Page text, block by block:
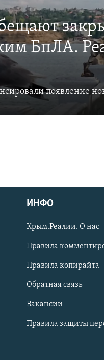
БпЛА.
появление
ИНФО
Крым.Реалии. О нас
Правила
Правила копирайта
Обратная связь
Вакансии
Правила защиты